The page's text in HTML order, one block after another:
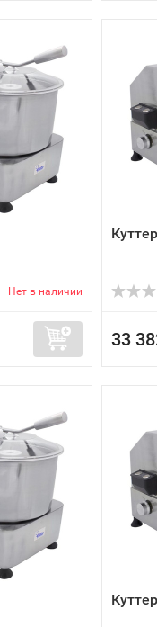
Нет в наличии
33